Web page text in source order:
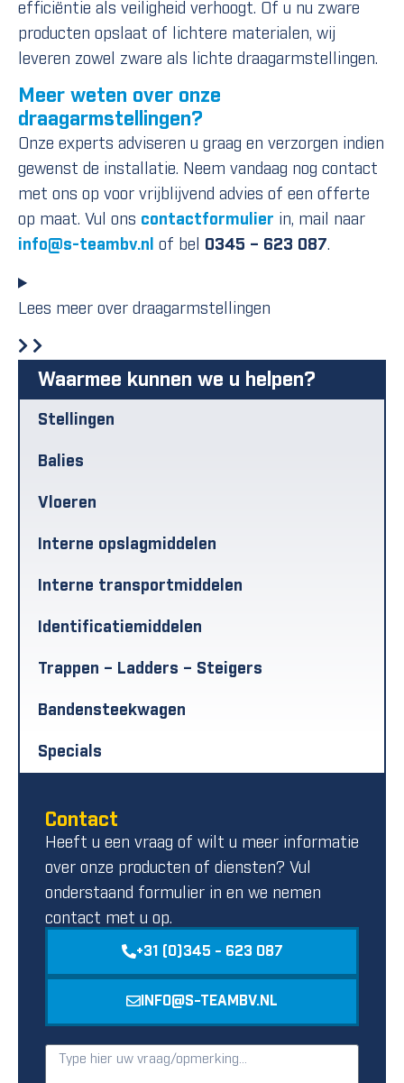
efficiëntie als veiligheid verhoogt. Of u nu zware
producten opslaat of lichtere materialen, wij
leveren zowel zware als lichte draagarmstellingen.
Meer weten over onze
draagarmstellingen?
Onze experts adviseren u graag en verzorgen indien
gewenst de installatie. Neem vandaag nog contact
met ons op voor vrijblijvend advies of een offerte
op maat. Vul ons contactformulier in, mail naar
info@s-teambv.nl
of bel 0345 – 623 087.
Lees meer over draagarmstellingen
Waarmee kunnen we u helpen?
Stellingen
Balies
Vloeren
Interne opslagmiddelen
Interne transportmiddelen
Identificatiemiddelen
Trappen – Ladders – Steigers
Bandensteekwagen
Specials
Contact
Heeft u een vraag of wilt u meer informatie
over onze producten of diensten? Vul
onderstaand formulier in en we nemen
contact met u op.
+31 (0)345 - 623 087
INFO@S-TEAMBV.NL